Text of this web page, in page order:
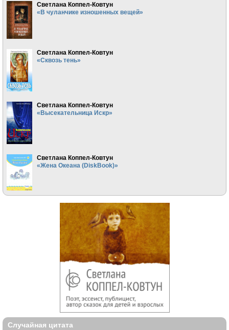
Светлана Коппел-Ковтун
«В чуланчике изношенных вещей»
Светлана Коппел-Ковтун
«Сквозь тень»
Светлана Коппел-Ковтун
«Высекательница Искр»
Светлана Коппел-Ковтун
«Жена Океана (DiskBook)»
Случайная цитата